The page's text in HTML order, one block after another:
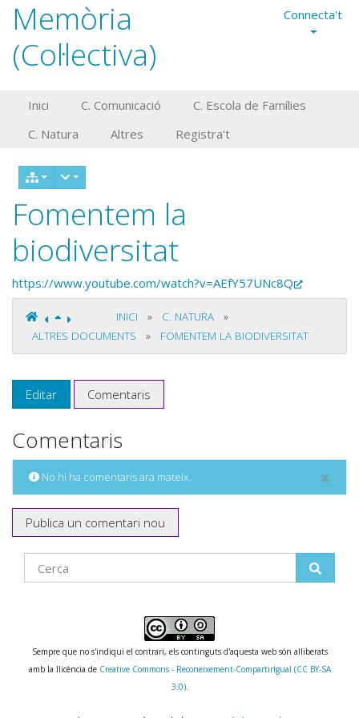
Memòria
(Col·lectiva)
Connecta't
Inici C. Comunicació
C. Escola de Famílies
C. Natura
Altres Registra't
Fomentem la
biodiversitat
https://www.youtube.com/watch?v=AEfY57UNc8Q
INICI » C. NATURA
»
ALTRES DOCUMENTS
» FOMENTEM LA BIODIVERSITAT
Editar Comentaris
Comentaris
×
No hi ha comentaris ara mateix.
Publica un comentari nou
Find
Sempre que no s'indiqui el contrari, els continguts d'aquesta web són alliberats
amb la llicència de Creative Commons - Reconeixement-CompartirIgual (CC BY-SA
3.0).